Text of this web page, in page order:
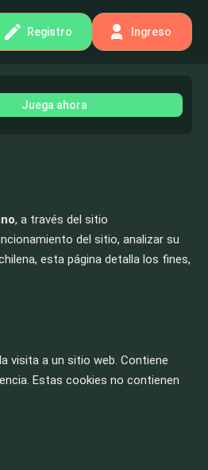
Registro Ingreso
Juega ahora
, a través del sitio
del sitio, analizar su
esta página detalla los fines,
visita a un sitio web. Contiene
Estas cookies no contienen